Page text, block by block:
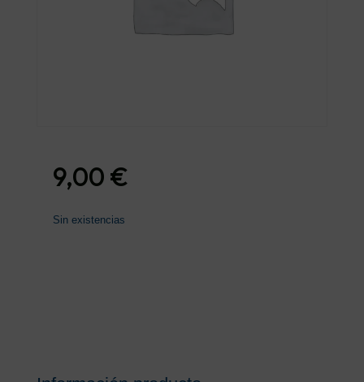
9,00 €
Sin existencias